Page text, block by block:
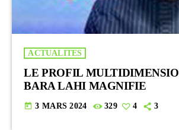
ACTUALITES
LE PROFIL
BARA LAHI MAGNIFIE
today 3 MARS 2024 329 4 3